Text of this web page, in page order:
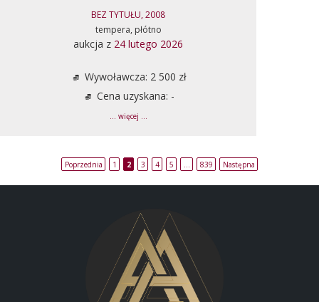
BEZ TYTUŁU, 2008
tempera, płótno
aukcja z 24 lutego 2026
Wywoławcza: 2 500 zł
Cena uzyskana: -
... więcej ...
Poprzednia 1 2 3 4 5 839 Następna